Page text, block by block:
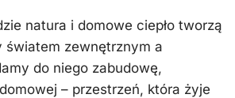
natura i domowe ciepło tworzą
światem zewnętrznym a
do niego zabudowę,
– przestrzeń, która żyje